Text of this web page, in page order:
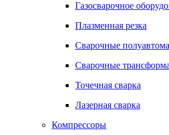
Газосварочное
Плазменная резка
Сварочные
Сварочные
Точечная сварка
Лазерная сварка
Компрессоры